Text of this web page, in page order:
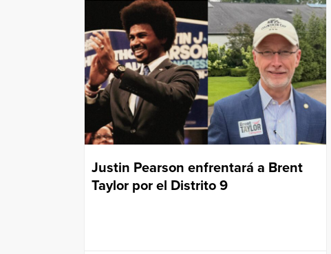
Justin Pearson enfrentará a Brent
Taylor por el Distrito 9